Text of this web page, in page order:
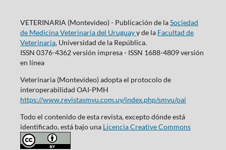
VETERINARIA (Montevideo) - Publicación de laSociedad
de Medicina Veterinaria del Uruguayy de la Facultad de
Veterinaria, Universidad de la República.
ISSN 0376-4362 versión impresa - ISSN 1688-4809 versión
en línea
Veterinaria (Montevideo) adopta el protocolo de
interoperabilidad OAI-PMH
https://www.revistasmvu.com.uy/index.php/smvu/oai
Todo el contenido de esta revista, excepto dónde está
identificado, está bajo una Licencia Creative Commons